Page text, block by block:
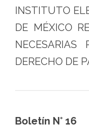
INSTITUTO
DE MÉXICO
NECESARIAS
DERECHO DE
Boletín N° 16